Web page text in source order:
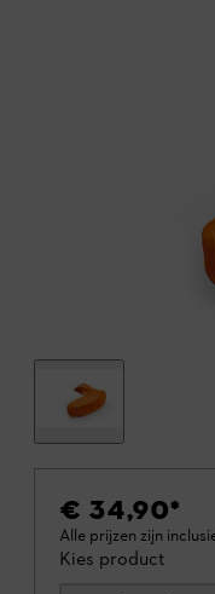
€ 34,90*
Alle prijzen zijn
Kies product